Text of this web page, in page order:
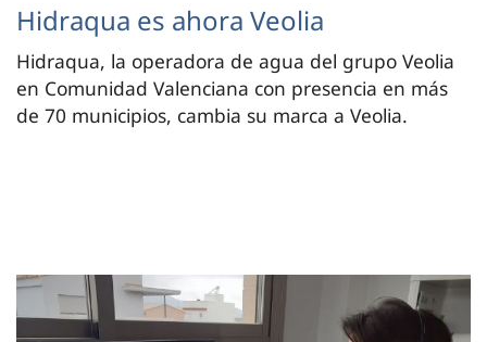
Hidraqua es ahora Veolia
Hidraqua, la operadora de agua del grupo Veolia
en Comunidad Valenciana con presencia en más
de 70 municipios, cambia su marca a Veolia.